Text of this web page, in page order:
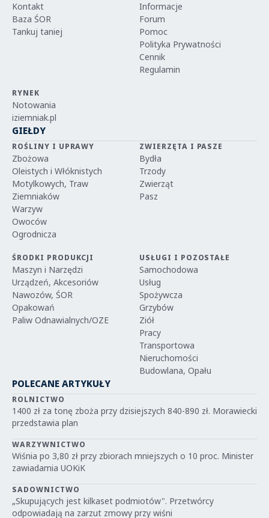
Kontakt
Baza ŚOR
Tankuj taniej
Informacje
Forum
Pomoc
Polityka Prywatności
Cennik
Regulamin
RYNEK
Notowania
iziemniak.pl
GIEŁDY
ROŚLINY I UPRAWY
Zbożowa
Oleistych i Włóknistych
Motylkowych, Traw
Ziemniaków
Warzyw
Owoców
Ogrodnicza
ZWIERZĘTA I PASZE
Bydła
Trzody
Zwierząt
Pasz
ŚRODKI PRODUKCJI
Maszyn i Narzędzi
Urządzeń, Akcesoriów
Nawozów, ŚOR
Opakowań
Paliw Odnawialnych/OZE
USŁUGI I POZOSTAŁE
Samochodowa
Usług
Spożywcza
Grzybów
Ziół
Pracy
Transportowa
Nieruchomości
Budowlana, Opału
POLECANE ARTYKUŁY
ROLNICTWO
1400 zł za tonę zboża przy dzisiejszych 840-890 zł. Morawiecki
przedstawia plan
WARZYWNICTWO
Wiśnia po 3,80 zł przy zbiorach mniejszych o 10 proc. Minister
zawiadamia UOKiK
SADOWNICTWO
„Skupujących jest kilkaset podmiotów". Przetwórcy
odpowiadają na zarzut zmowy przy wiśni